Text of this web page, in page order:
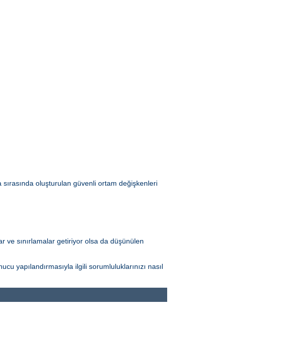
oluşturulan güvenli ortam değişkenleri
ve sınırlamalar getiriyor olsa da düşünülen
yapılandırmasıyla ilgili sorumluluklarınızı nasıl